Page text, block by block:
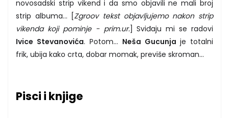
novosadski strip vikend i da smo objavili ne mali broj
strip albuma... [Zgroov tekst objavljujemo nakon strip
vikenda koji pominje - prim.ur.] Sviđaju mi se radovi
Ivice Stevanovića. Potom... Neša Gucunja je totalni
frik, ubija kako crta, dobar momak, previše skroman...
Pisci i knjige